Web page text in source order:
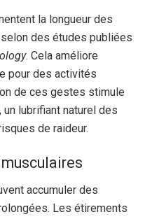
la longueur des
selon des études publiées
. Cela améliore
pour des activités
de ces gestes stimule
lubrifiant naturel des
de raideur.
accumuler des
Les étirements